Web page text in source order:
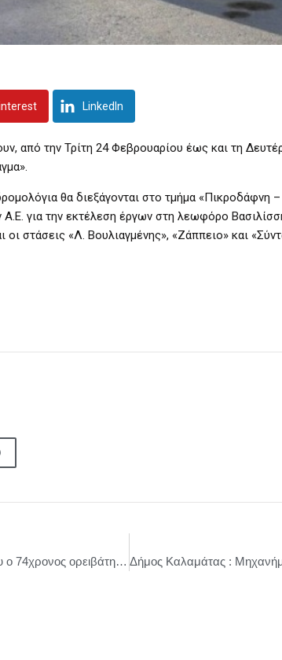
LinkedIn
από την Τρίτη 24 Φεβρουαρίου έως και τη
θα διεξάγονται στο τμήμα «Πικροδάφνη
για την εκτέλεση έργων στη λεωφόρο
στάσεις «Λ. Βουλιαγμένης», «Ζάππειο» και
Εντοπίστηκε χωρίς τις αισθήσεις του ο 74χρονος ορειβάτης στο Βελούχι